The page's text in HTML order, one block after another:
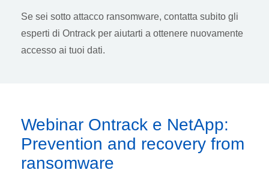
Se sei sotto attacco ransomware, contatta subito gli
esperti di Ontrack per aiutarti a ottenere nuovamente
accesso ai tuoi dati.
Webinar Ontrack e NetApp:
Prevention and recovery from
ransomware